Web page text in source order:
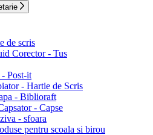
de scris
Corector - Tus
Post-it
- Hartie de Scris
- Biblioraft
- Capse
- sfoara
pentru scoala si birou